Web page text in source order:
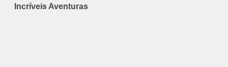
Incríveis Aventuras